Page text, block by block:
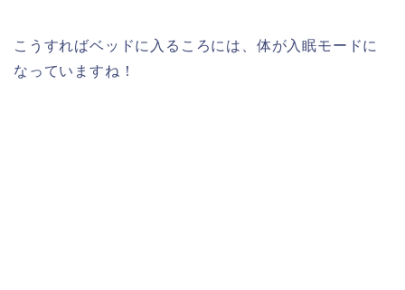
こうすればベッドに入るころには、体が入眠モードに
なっていますね！